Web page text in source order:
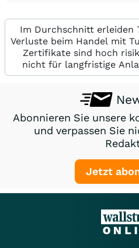
Im Durchschnitt erleiden
Verluste beim Handel mit
Zertifikate sind hoch
nicht für langfristige
Abonnieren Sie unsere
und verpassen Sie
Jetzt